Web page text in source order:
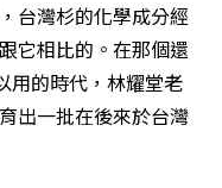
台灣杉的化學成分經
它相比的。在那個還
用的時代，林耀堂老
出一批在後來於台灣